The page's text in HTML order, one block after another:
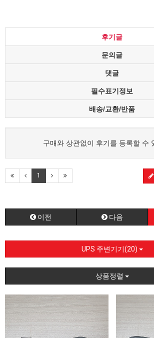
후기글
문의글
댓글
필수표기정보
배송/교환/반품
구매와 상관없이 후기를 등록할 수
1
이전 다음
UPS 주변기기(20)
상품정렬